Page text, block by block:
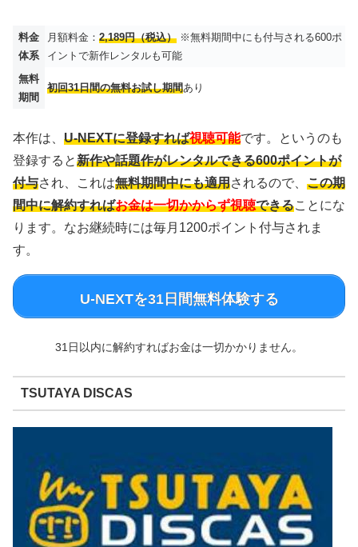
料金
体系
月額料金： 2,189円（税込） ※無料期間中にも付与される600ポ
イントで新作レンタルも可能
無料
期間
初回31日間の無料お試し期間あり
本作は、 U-NEXTに登録すれば視聴可能です。というのも
登録すると新作や話題作がレンタルできる600ポイントが
付与され、これは無料期間中にも適用されるので、 この期
間中に解約すればお金は一切かからず視聴できることにな
ります。なお継続時には毎月1200ポイント付与されま
す。
U-NEXTを31日間無料体験する
31日以内に解約すればお金は一切かかりません。
TSUTAYA DISCAS